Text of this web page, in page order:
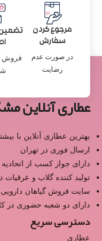
مرجوع کردن
سفارش
در صورت عدم
رضایت
فروش
عطاری آنلاین
بهترین عطاری آنلاین با
ارسال فوری در تهران
دارای جواز کسب از
تولید کننده گلاب و عرقیات
سایت فروش گیاهان
دارای دو شعبه حضوری در
دسترسی سریع
عطاری